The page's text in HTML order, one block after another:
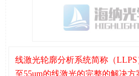
线激光轮廓分析系统简称（
至55um的线激光的完整的解决